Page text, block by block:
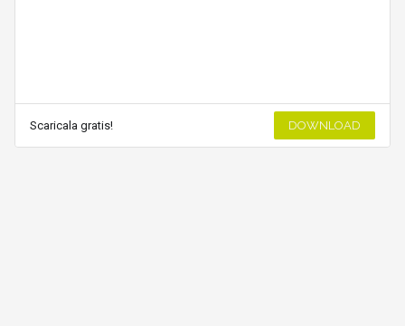
Scaricala gratis! DOWNLOAD